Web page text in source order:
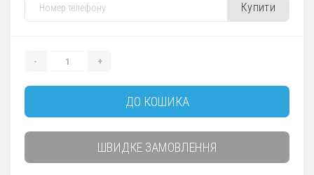
Купити
- +
ДО КОШИКА
ШВИДКЕ ЗАМОВЛЕННЯ